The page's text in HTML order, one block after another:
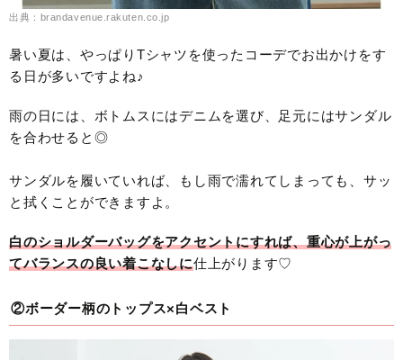
出典：brandavenue.rakuten.co.jp
暑い夏は、やっぱりTシャツを使ったコーデでお出かけをす
る日が多いですよね♪
雨の日には、ボトムスにはデニムを選び、足元にはサンダル
を合わせると◎
サンダルを履いていれば、もし雨で濡れてしまっても、サッ
と拭くことができますよ。
白のショルダーバッグをアクセントにすれば、重心が上がっ
てバランスの良い着こなしに仕上がります♡
②ボーダー柄のトップス×白ベスト